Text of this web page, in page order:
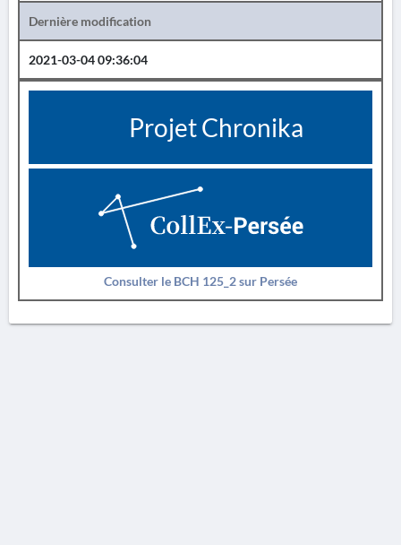
Dernière modification
2021-03-04 09:36:04
Projet Chronika
Consulter le BCH 125_2 sur Persée